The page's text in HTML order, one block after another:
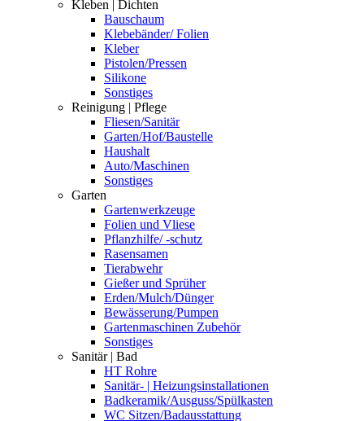
Kleben | Dichten
Bauschaum
Klebebänder/ Folien
Kleber
Pistolen/Pressen
Silikone
Sonstiges
Reinigung | Pflege
Fliesen/Sanitär
Garten/Hof/Baustelle
Haushalt
Auto/Maschinen
Sonstiges
Garten
Gartenwerkzeuge
Folien und Vliese
Pflanzhilfe/ -schutz
Rasensamen
Tierabwehr
Gießer und Sprüher
Erden/Mulch/Dünger
Bewässerung/Pumpen
Gartenmaschinen Zubehör
Sonstiges
Sanitär | Bad
HT Rohre
Sanitär- | Heizungsinstallationen
Badkeramik/Ausguss/Spülkasten
WC Sitzen/Badausstattung